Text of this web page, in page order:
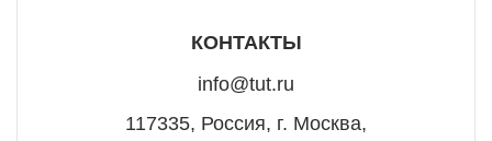
КОНТАКТЫ
info@tut.ru
117335, Россия, г. Москва,